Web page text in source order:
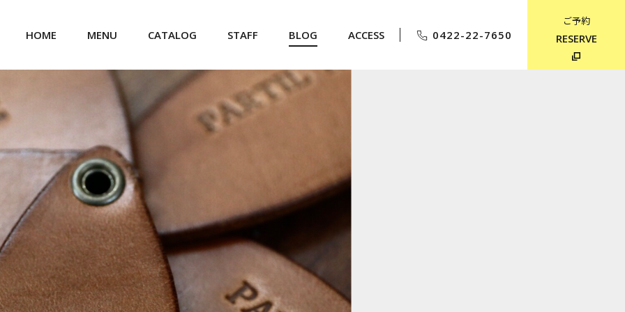
HOME MENU CATALOG STAFF BLOG ACCESS 0422-22-7650
ご予約
RESERVE